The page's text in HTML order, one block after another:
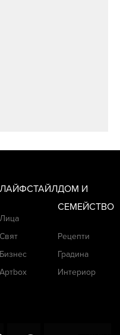
ЛАЙФСТАЙЛ
Лица
Свят
Бизнес
Артbox
ДОМ И
СЕМЕЙСТВО
Рецепти
Градина
Интериор